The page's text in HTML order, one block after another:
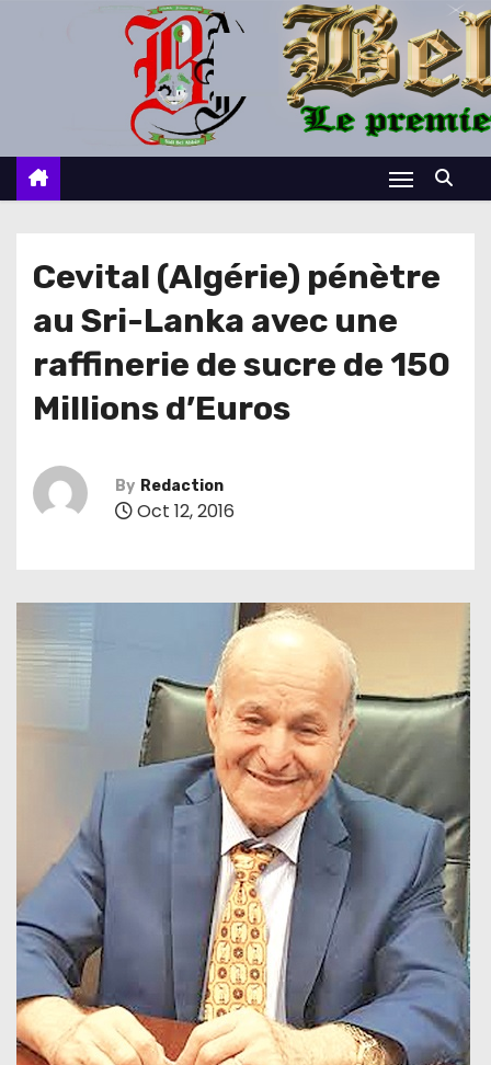
c
Cevital (Algérie) pénètre
au Sri-Lanka avec une
raffinerie de sucre de 150
Millions d’Euros
By Redaction
Oct 12, 2016